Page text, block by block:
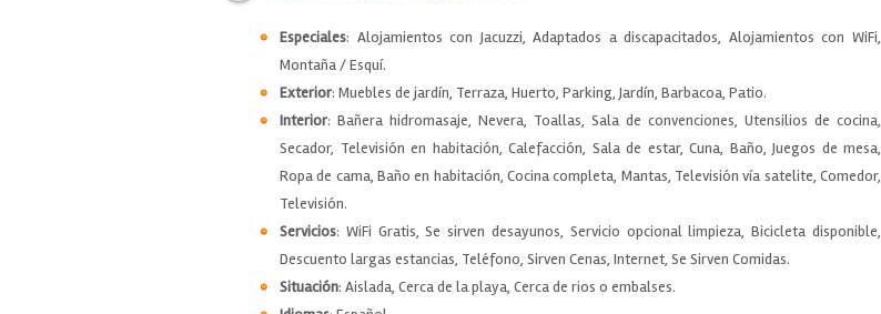
Especiales: Alojamientos con Jacuzzi, Adaptados a discapacitados, Alojamientos con WiFi,
Montaña / Esquí.
Exterior: Muebles de jardín, Terraza, Huerto, Parking, Jardín, Barbacoa, Patio.
Interior: Bañera hidromasaje, Nevera, Toallas, Sala de convenciones, Utensilios de cocina,
Secador, Televisión en habitación, Calefacción, Sala de estar, Cuna, Baño, Juegos de mesa,
Ropa de cama, Baño en habitación, Cocina completa, Mantas, Televisión vía satelite, Comedor,
Televisión.
Servicios: WiFi Gratis, Se sirven desayunos, Servicio opcional limpieza, Bicicleta disponible,
Descuento largas estancias, Teléfono, Sirven Cenas, Internet, Se Sirven Comidas.
Situación: Aislada, Cerca de la playa, Cerca de rios o embalses.